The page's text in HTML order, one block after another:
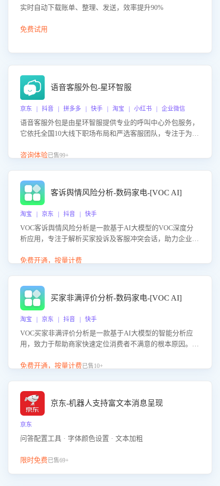
实时自动下载账单、整理、发送，效率提升90%
免费试用
语音客服外包-星环智服
京东 | 抖音 | 拼多多 | 快手 | 淘宝 | 小红书 | 企业微信
语音客服外包是由星环智服提供专业的呼叫中心外包服务，
它依托全国10大线下职场布局和严选客服团队，专注于为企
客服团队和智能工具提升语音客服服务效率和质量，帮助企
咨询体验已售99+
客诉舆情风险分析-数码家电-[VOC AI]
淘宝 | 京东 | 抖音 | 快手
VOC客诉舆情风险分析是一款基于AI大模型的VOC深度分
析应用，专注于解析买家投诉及客服冲突会话，助力企业精
别客户情绪、归因争议根源，并客观评估客服应对合理性与
能力，阻断差评扩散，维护品牌声誉，实现客户满意度的持
续提升。
免费开通，按量计费
买家非满评价分析-数码家电-[VOC AI]
淘宝 | 京东 | 抖音 | 快手
VOC买家非满评价分析是一款基于AI大模型的智能分析应
用，致力于帮助商家快速定位消费者不满意的根本原因。该
客服原因或其它部门原因，明确责任归属，提供可落地的改
改，有效提升客户满意度和店铺整体服务质量。
免费开通，按量计费已售10+
京东-机器人支持富文本消息呈现
京东
问答配置工具 · 字体颜色设置 · 文本加粗
限时免费已售69+